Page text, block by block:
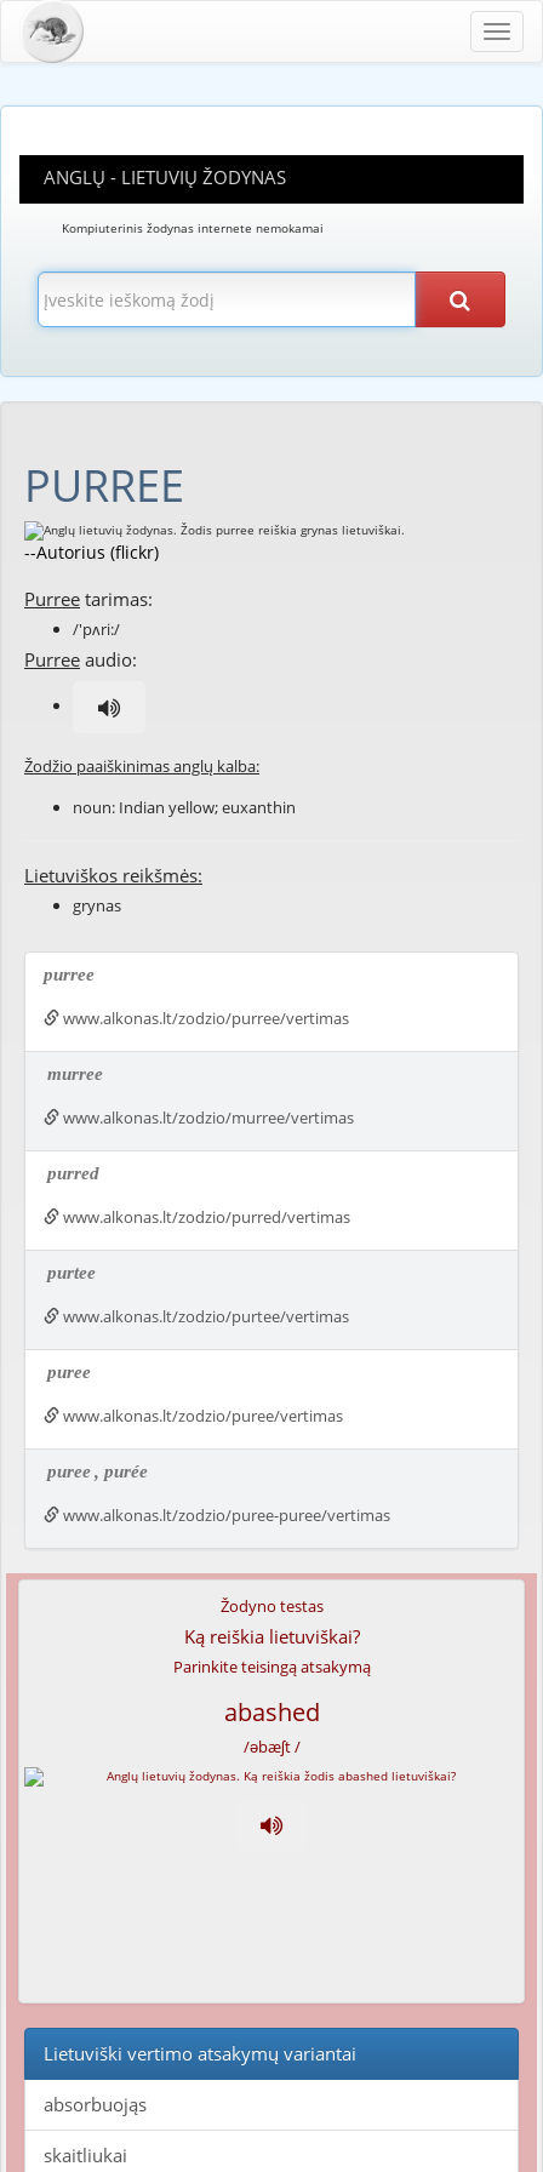
ANGLŲ - LIETUVIŲ ŽODYNAS
Kompiuterinis žodynas internete nemokamai
PURREE
--Autorius (flickr)
Purree tarimas:
/'pʌri:/
Purree audio:
Žodžio paaiškinimas anglų kalba:
noun: Indian yellow;euxanthin
Lietuviškos reikšmės:
grynas
purree
www.alkonas.lt/zodzio/purree/vertimas
murree
www.alkonas.lt/zodzio/murree/vertimas
purred
www.alkonas.lt/zodzio/purred/vertimas
purtee
www.alkonas.lt/zodzio/purtee/vertimas
puree
www.alkonas.lt/zodzio/puree/vertimas
puree, purée
www.alkonas.lt/zodzio/puree-puree/vertimas
Žodyno testas
Ką reiškia lietuviškai?
Parinkite teisingą atsakymą
abashed
/əbæʃt /
Lietuviški vertimo atsakymų variantai
absorbuojąs
skaitliukai